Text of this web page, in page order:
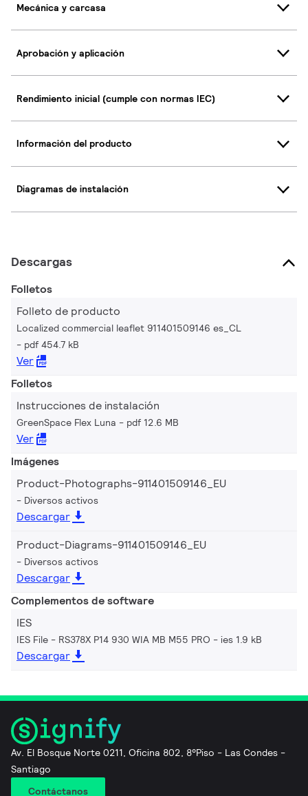
Mecánica y carcasa
Aprobación y aplicación
Rendimiento inicial (cumple con normas IEC)
Información del producto
Diagramas de instalación
Descargas
Folletos
Folleto de producto
Localized commercial leaflet 911401509146 es_CL
pdf 454.7 kB
Ver
Folletos
Instrucciones de instalación
GreenSpace Flex Luna pdf 12.6 MB
Ver
Imágenes
Product-Photographs-911401509146_EU
Diversos activos
Descargar
Product-Diagrams-911401509146_EU
Diversos activos
Descargar
Complementos de software
IES
IES File - RS378X P14 930 WIA MB M55 PRO ies 1.9 kB
Descargar
Av. El Bosque Norte 0211, Oficina 802, 8°Piso - Las Condes -
Santiago
Contáctanos